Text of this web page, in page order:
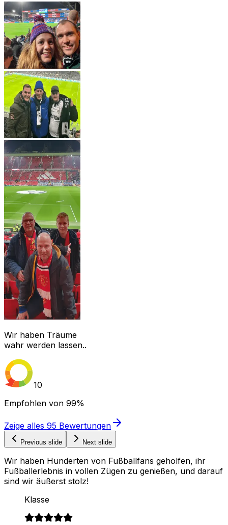
Wir haben Träume
wahr werden lassen..
10
Empfohlen von 99%
Zeige alles 95 Bewertungen
Previous slide Next slide
Wir haben Hunderten von Fußballfans geholfen, ihr
Fußballerlebnis in vollen Zügen zu genießen, und darauf
sind wir äußerst stolz!
Klasse